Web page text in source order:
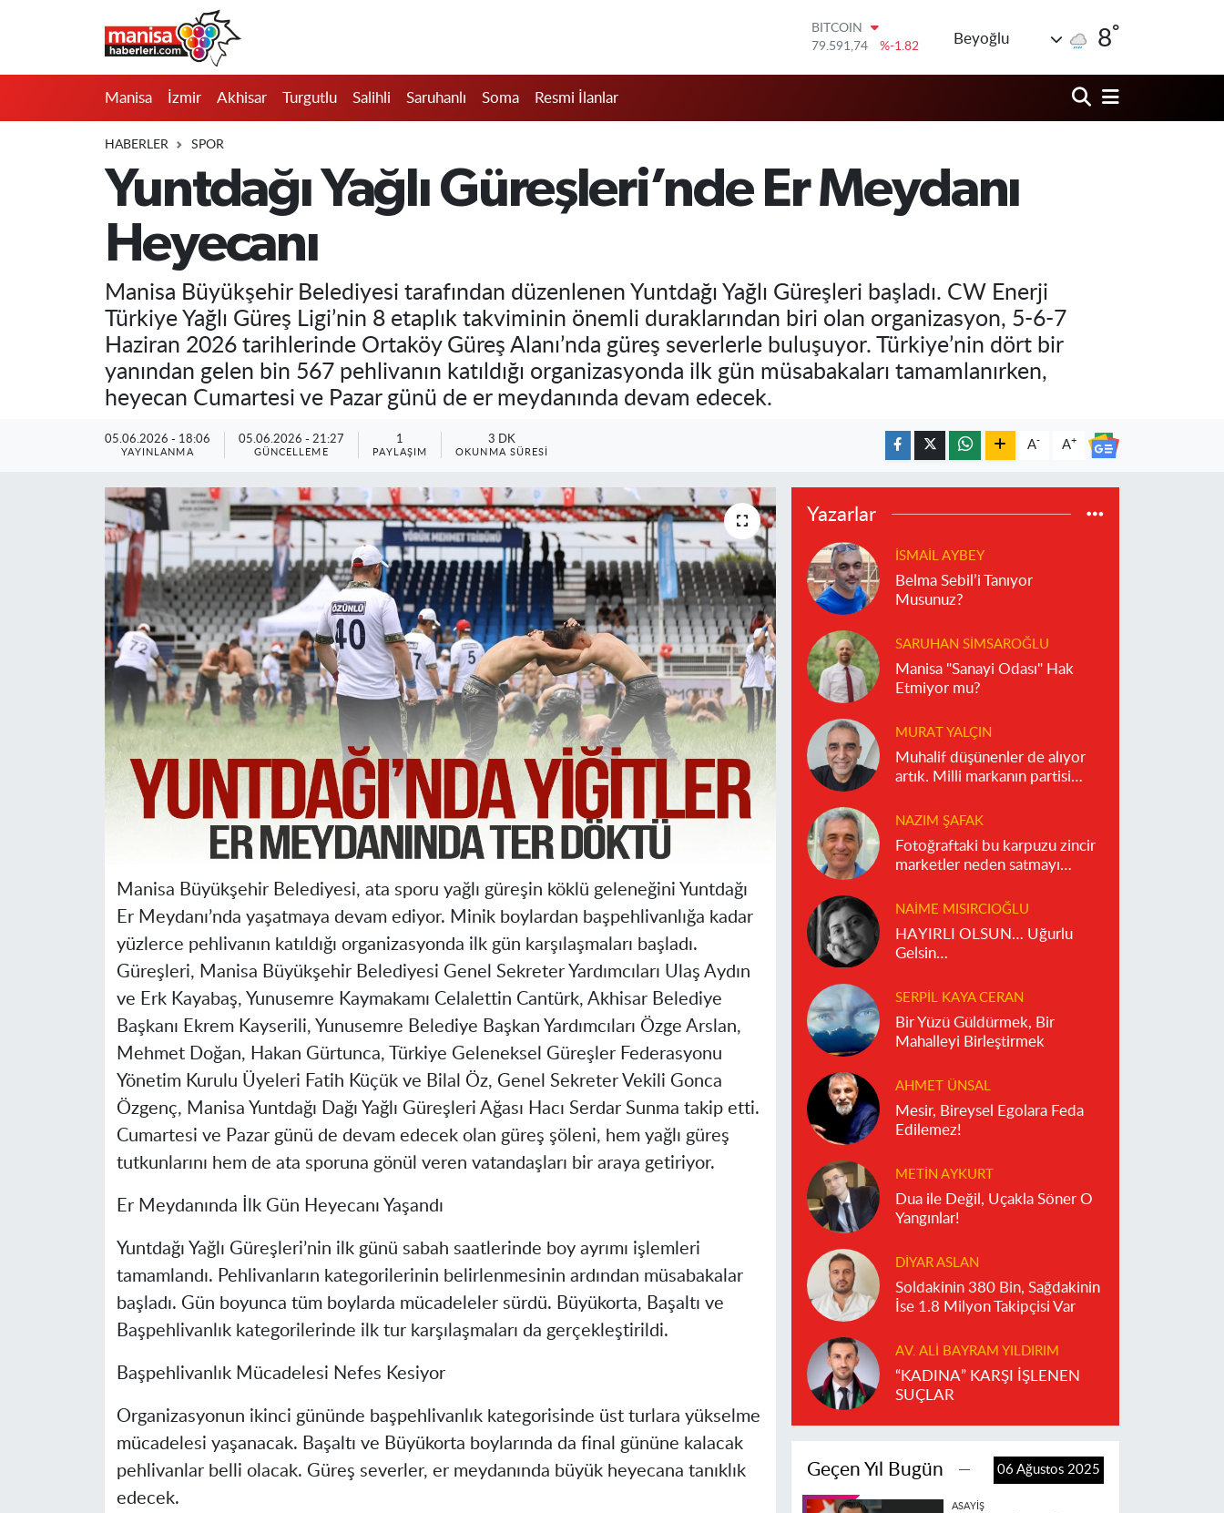
DOLAR
45,43620
%0.02
61,60380
%0.18
BİST100
14.598,00
%0
Beyoğlu 8°
Manisa İzmir Akhisar Turgutlu Salihli Saruhanlı Soma Resmi İlanlar
HABERLER SPOR
Yuntdağı Yağlı Güreşleri’nde Er Meydanı
Heyecanı
Manisa Büyükşehir Belediyesi tarafından düzenlenen Yuntdağı Yağlı Güreşleri başladı. CW Enerji
Türkiye Yağlı Güreş Ligi’nin 8 etaplık takviminin önemli duraklarından biri olan organizasyon, 5-6-7
Haziran 2026 tarihlerinde Ortaköy Güreş Alanı’nda güreş severlerle buluşuyor. Türkiye’nin dört bir
yanından gelen bin 567 pehlivanın katıldığı organizasyonda ilk gün müsabakaları tamamlanırken,
heyecan Cumartesi ve Pazar günü de er meydanında devam edecek.
05.06.2026 - 18:06
YAYINLANMA
05.06.2026 - 21:27
GÜNCELLEME
1
PAYLAŞIM
3 DK
OKUNMA SÜRESI
A- A+
Manisa Büyükşehir Belediyesi, ata sporu yağlı güreşin köklü geleneğini Yuntdağı
Er Meydanı’nda yaşatmaya devam ediyor. Minik boylardan başpehlivanlığa kadar
yüzlerce pehlivanın katıldığı organizasyonda ilk gün karşılaşmaları başladı.
Güreşleri, Manisa Büyükşehir Belediyesi Genel Sekreter Yardımcıları Ulaş Aydın
ve Erk Kayabaş, Yunusemre Kaymakamı Celalettin Cantürk, Akhisar Belediye
Başkanı Ekrem Kayserili, Yunusemre Belediye Başkan Yardımcıları Özge Arslan,
Mehmet Doğan, Hakan Gürtunca, Türkiye Geleneksel Güreşler Federasyonu
Yönetim Kurulu Üyeleri Fatih Küçük ve Bilal Öz, Genel Sekreter Vekili Gonca
Özgenç, Manisa Yuntdağı Dağı Yağlı Güreşleri Ağası Hacı Serdar Sunma takip etti.
Cumartesi ve Pazar günü de devam edecek olan güreş şöleni, hem yağlı güreş
tutkunlarını hem de ata sporuna gönül veren vatandaşları bir araya getiriyor.
Er Meydanında İlk Gün Heyecanı Yaşandı
Yuntdağı Yağlı Güreşleri’nin ilk günü sabah saatlerinde boy ayrımı işlemleri
tamamlandı. Pehlivanların kategorilerinin belirlenmesinin ardından müsabakalar
başladı. Gün boyunca tüm boylarda mücadeleler sürdü. Büyükorta, Başaltı ve
Başpehlivanlık kategorilerinde ilk tur karşılaşmaları da gerçekleştirildi.
Başpehlivanlık Mücadelesi Nefes Kesiyor
Organizasyonun ikinci gününde başpehlivanlık kategorisinde üst turlara yükselme
mücadelesi yaşanacak. Başaltı ve Büyükorta boylarında da final gününe kalacak
pehlivanlar belli olacak. Güreş severler, er meydanında büyük heyecana tanıklık
edecek.
Yazarlar
İSMAIL AYBEY
Belma Sebil’i Tanıyor
Musunuz?
SARUHAN SIMSAROĞLU
Manisa "Sanayi Odası" Hak
Etmiyor mu?
MURAT YALÇIN
Muhalif düşünenler de alıyor
artık. Milli markanın partisi
NAZIM ŞAFAK
Fotoğraftaki bu karpuzu zincir
marketler neden satmayı
NAIME MISIRCIOĞLU
HAYIRLI OLSUN… Uğurlu
Gelsin…
SERPIL KAYA CERAN
Bir Yüzü Güldürmek, Bir
Mahalleyi Birleştirmek
AHMET ÜNSAL
Mesir, Bireysel Egolara Feda
Edilemez!
METIN AYKURT
Dua ile Değil, Uçakla Söner O
Yangınlar!
DIYAR ASLAN
Soldakinin 380 Bin, Sağdakinin
İse 1.8 Milyon Takipçisi Var
AV. ALI BAYRAM YILDIRIM
“KADINA” KARŞI İŞLENEN
SUÇLAR
Geçen Yıl Bugün 06 Ağustos 2025
ASAYIŞ
Saruhanlı
Resmi İlanlar
Manisa Nöbetçi Eczaneler
Manisa Trafik Yoğunluk Haritası
Süper Lig Puan Durumu ve Fikstür
Tüm Manşetler
Son Dakika Haberleri
Haber Arşivi